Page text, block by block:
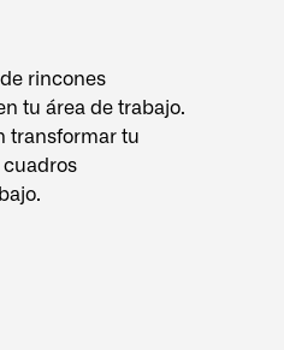
rincones
tu área de trabajo.
transformar tu
cuadros